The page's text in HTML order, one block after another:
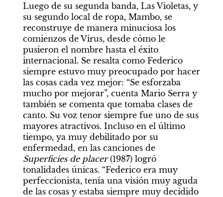
Luego de su segunda banda, Las Violetas, y
su segundo local de ropa, Mambo, se
reconstruye de manera minuciosa los
comienzos de Virus, desde cómo le
pusieron el nombre hasta el éxito
internacional. Se resalta como Federico
siempre estuvo muy preocupado por hacer
las cosas cada vez mejor: “Se esforzaba
mucho por mejorar”, cuenta Mario Serra y
también se comenta que tomaba clases de
canto. Su voz tenor siempre fue uno de sus
mayores atractivos. Incluso en el último
tiempo, ya muy debilitado por su
enfermedad, en las canciones de
Superficies de placer (1987) logró
tonalidades únicas. “Federico era muy
perfeccionista, tenía una visión muy aguda
de las cosas y estaba siempre muy decidido